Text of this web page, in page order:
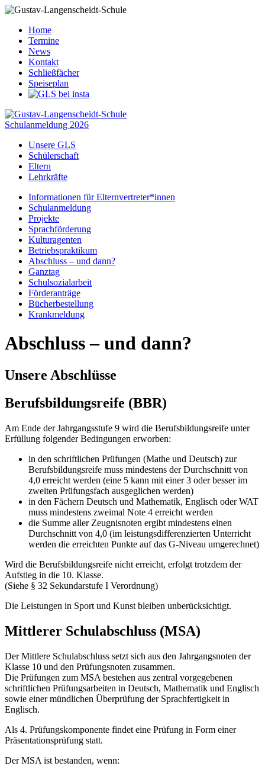
Home
Termine
News
Kontakt
Schließfächer
Speiseplan
Schulanmeldung 2026
Unsere GLS
Schülerschaft
Eltern
Lehrkräfte
Informationen für Elternvertreter*innen
Schulanmeldung
Projekte
Sprachförderung
Kulturagenten
Betriebspraktikum
Abschluss – und dann?
Ganztag
Schulsozialarbeit
Förderanträge
Bücherbestellung
Krankmeldung
Abschluss – und dann?
Unsere Abschlüsse
Berufsbildungsreife (BBR)
Am Ende der Jahrgangsstufe 9 wird die Berufsbildungsreife unter
Erfüllung folgender Bedingungen erworben:
in den schriftlichen Prüfungen (Mathe und Deutsch) zur
Berufsbildungsreife muss mindestens der Durchschnitt von
4,0 erreicht werden (eine 5 kann mit einer 3 oder besser im
zweiten Prüfungsfach ausgeglichen werden)
in den Fächern Deutsch und Mathematik, Englisch oder WAT
muss mindestens zweimal Note 4 erreicht werden
die Summe aller Zeugnisnoten ergibt mindestens einen
Durchschnitt von 4,0 (im leistungsdifferenzierten Unterricht
werden die erreichten Punkte auf das G-Niveau umgerechnet)
Wird die Berufsbildungsreife nicht erreicht, erfolgt trotzdem der
Aufstieg in die 10. Klasse.
(Siehe § 32 Sekundarstufe I Verordnung)
Die Leistungen in Sport und Kunst bleiben unberücksichtigt.
Mittlerer Schulabschluss (MSA)
Der Mittlere Schulabschluss setzt sich aus den Jahrgangsnoten der
Klasse 10 und den Prüfungsnoten zusammen.
Die Prüfungen zum MSA bestehen aus zentral vorgegebenen
schriftlichen Prüfungsarbeiten in Deutsch, Mathematik und Englisch
sowie einer mündlichen Überprüfung der Sprachfertigkeit in
Englisch.
Als 4. Prüfungskomponente findet eine Prüfung in Form einer
Präsentationsprüfung statt.
Der MSA ist bestanden, wenn: